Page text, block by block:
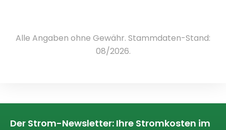
Alle Angaben ohne Gewähr. Stammdaten-Stand:
08/2026.
Der Strom-Newsletter: Ihre Stromkosten im